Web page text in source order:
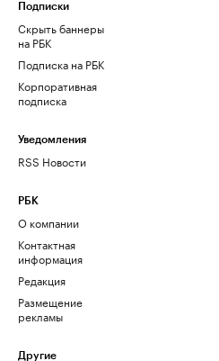
Подписки
Скрыть баннеры
на РБК
Подписка на РБК
Корпоративная
подписка
Уведомления
RSS Новости
РБК
О компании
Контактная
информация
Редакция
Размещение
рекламы
Другие